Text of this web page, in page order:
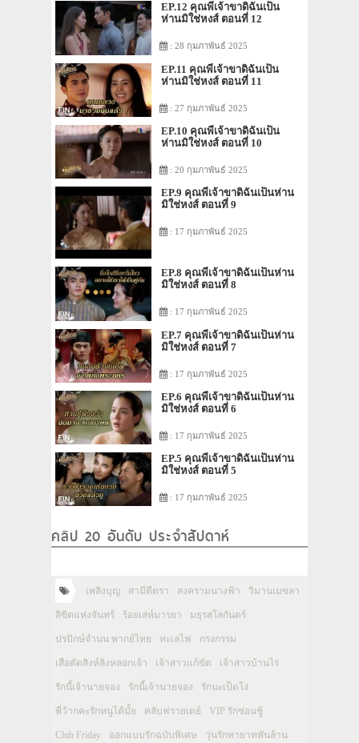
EP.12 คุณพี่เจ้าขาดิฉันเป็น
ห่านมิใช่หงส์ ตอนที่ 12
: 28 กุมภาพันธ์ 2025
EP.11 คุณพี่เจ้าขาดิฉันเป็น
ห่านมิใช่หงส์ ตอนที่ 11
: 27 กุมภาพันธ์ 2025
EP.10 คุณพี่เจ้าขาดิฉันเป็น
ห่านมิใช่หงส์ ตอนที่ 10
: 20 กุมภาพันธ์ 2025
EP.9 คุณพี่เจ้าขาดิฉันเป็นห่าน
มิใช่หงส์ ตอนที่ 9
: 17 กุมภาพันธ์ 2025
EP.8 คุณพี่เจ้าขาดิฉันเป็นห่าน
มิใช่หงส์ ตอนที่ 8
: 17 กุมภาพันธ์ 2025
EP.7 คุณพี่เจ้าขาดิฉันเป็นห่าน
มิใช่หงส์ ตอนที่ 7
: 17 กุมภาพันธ์ 2025
EP.6 คุณพี่เจ้าขาดิฉันเป็นห่าน
มิใช่หงส์ ตอนที่ 6
: 17 กุมภาพันธ์ 2025
EP.5 คุณพี่เจ้าขาดิฉันเป็นห่าน
มิใช่หงส์ ตอนที่ 5
: 17 กุมภาพันธ์ 2025
คลิป 20 อันดับ ประจำสัปดาห์
เพลิงบุญ สามีตีตรา สงครามนางฟ้า วิมานเมขลา
ลิขิตแห่งจันทร์ ร้อยเล่ห์มารยา มธุรสโลกันตร์
ปรปักษ์จำนน พากย์ไทย ทะเลไฟ กรงกรรม
เสือตัดสิงห์ลิงหลอกเจ้า เจ้าสาวแก้ขัด เจ้าสาวบ้านไร่
รักนี้เจ้านายจอง รักนี้เจ้านายจอง รักนะเป็ดโง่
พี่ว้ากคะรักหนูได้มั้ย คลับฟรายเดย์ VIP รักซ่อนชู้
Club Friday ออกแบบรักฉบับพิเศษ วุ่นรักทายาทพันล้าน